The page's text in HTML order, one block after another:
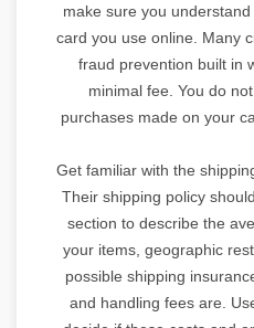
make sure you
card you use online. Many
fraud prevention built in
minimal fee. You do
purchases made on your
Get familiar with the
Their shipping policy
section to describe the
your items, geographic
possible shipping
and handling fees are.